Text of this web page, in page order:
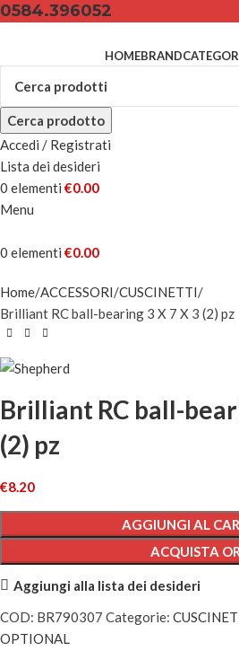
0584.396052
HOMEBRAND
Cerca prodotto
Accedi / Registrati
Lista dei desideri
0 elementi €0.00
Menu
0 elementi €0.00
Home ACCESSORI CUSCINETTI
Brilliant RC ball-bearing 3 X 7 X 3 (2) pz
Brilliant RC ball-
(2) pz
€8.20
AGGIUNGI AL
ACQUISTA
Aggiungi alla lista dei desideri
COD: BR790307 Categorie:
OPTIONAL